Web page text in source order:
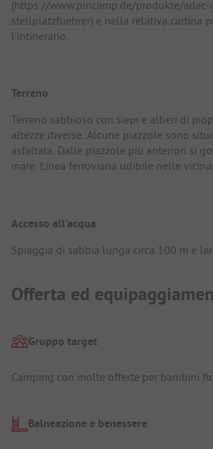
(https://www.pincamp.de/produkte/
stellplatzfuehrer) e nella relativa cartina
l'intinerario.
Terreno
Terreno sabbioso con siepi e alberi di
altezze diverse. Alcune piazzole sono
asfaltata. Dalle piazzole più anteriori si
mare. Linea ferroviaria udibile nelle
Accesso all'acqua
Spiaggia di sabbia lunga circa 100 m e
Offerta ed
Gruppo target
Camping con molte offerte per bambini
Balneazione e benessere